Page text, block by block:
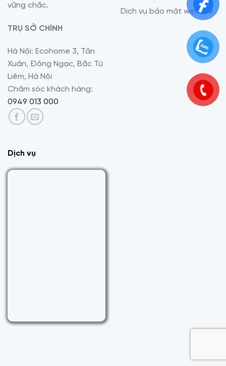
vững chắc.
TRỤ SỞ CHÍNH
Hà Nội: Ecohome 3, Tân
Xuân, Đông Ngạc, Bắc Từ
Liêm, Hà Nội
Chăm sóc khách hàng:
0949 013 000
Dịch vụ bảo mật website
Dịch vụ